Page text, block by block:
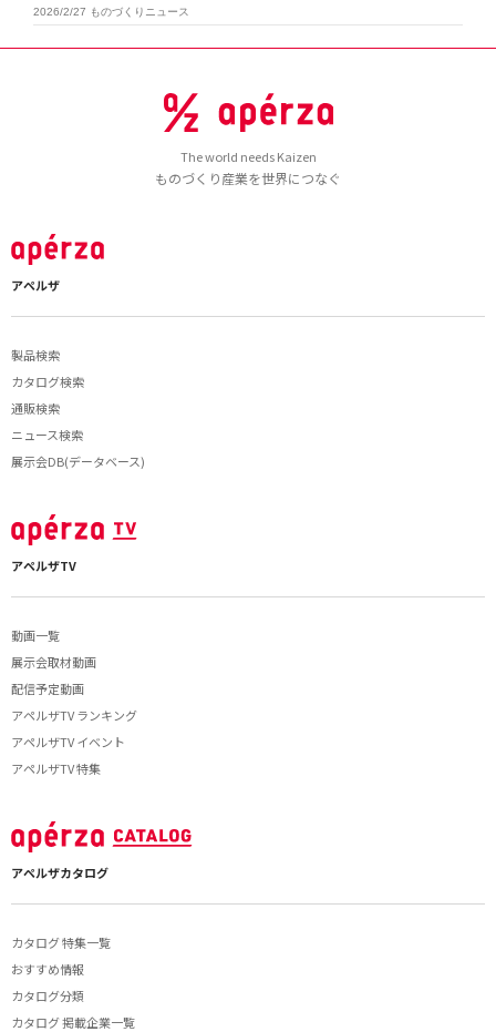
2026/2/27 ものづくりニュース
The world needs Kaizen
ものづくり産業を世界につなぐ
アペルザ
製品検索
カタログ検索
通販検索
ニュース検索
展示会DB(データベース)
アペルザTV
動画一覧
展示会取材動画
配信予定動画
アペルザTV ランキング
アペルザTV イベント
アペルザTV 特集
アペルザカタログ
カタログ 特集一覧
おすすめ情報
カタログ分類
カタログ 掲載企業一覧